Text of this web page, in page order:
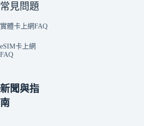
常見問題
實體卡上網FAQ
eSIM卡上網
FAQ
新聞與指
南